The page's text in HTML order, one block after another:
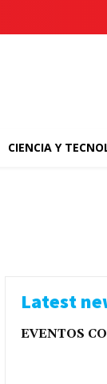
CIENCIA Y
Latest
EVENTOS